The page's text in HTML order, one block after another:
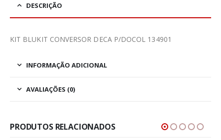
DESCRIÇÃO
KIT BLUKIT CONVERSOR DECA P/DOCOL 134901
INFORMAÇÃO ADICIONAL
AVALIAÇÕES (0)
PRODUTOS RELACIONADOS